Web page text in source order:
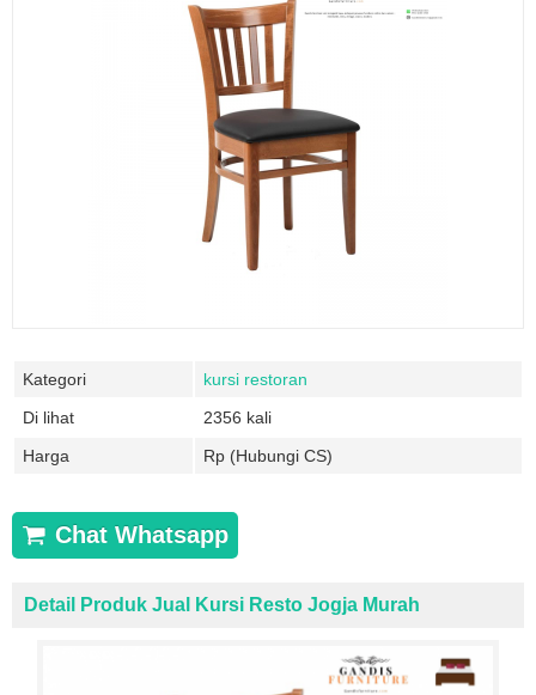
Kategori
kursi restoran
Di lihat
2356 kali
Harga
Rp (Hubungi CS)
Chat Whatsapp
Detail Produk Jual Kursi Resto Jogja Murah